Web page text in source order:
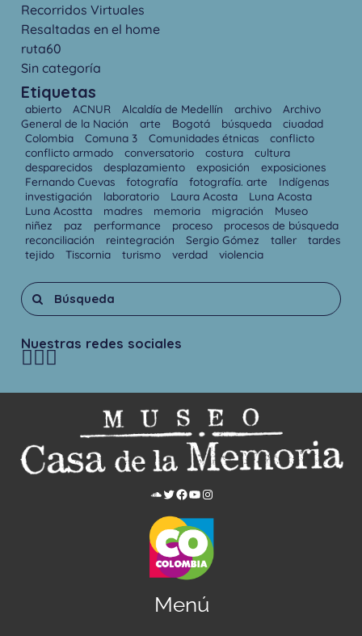
Recorridos Virtuales
Resaltadas en el home
ruta60
Sin categoría
Etiquetas
abierto ACNUR Alcaldía de Medellín archivo
Archivo
General de la Nación
arte Bogotá búsqueda
ciuadad
Colombia
Comuna 3 Comunidades étnicas
conflicto
conflicto armado
conversatorio costura
cultura
desparecidos
desplazamiento exposición
exposiciones
Fernando Cuevas
fotografía fotografía. arte
Indígenas
investigación
laboratorio Laura Acosta
Luna Acosta
Luna Acostta
madres memoria migración
Museo
niñez
paz performance proceso
procesos de búsqueda
reconciliación
reintegración Sergio Gómez taller
tardes
tejido
Tiscornia turismo verdad violencia
Nuestras redes sociales
Menú